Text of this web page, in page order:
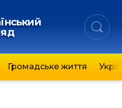
Громадське життя